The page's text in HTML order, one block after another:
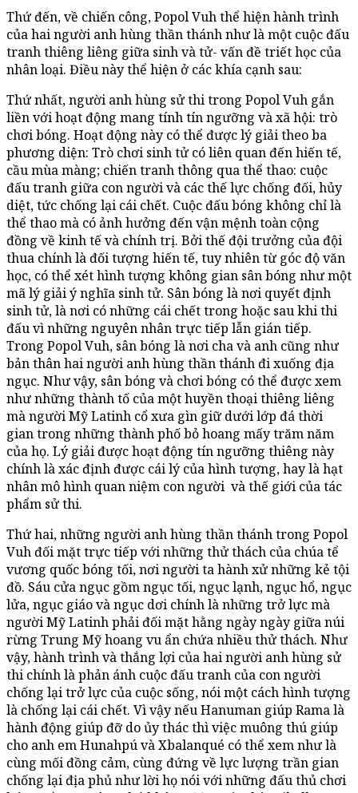
Thứ đến, về chiến công, Popol Vuh thể hiện hành trình
của hai người anh hùng thần thánh như là một cuộc đấu
tranh thiêng liêng giữa sinh và tử- vấn đề triết học của
nhân loại. Điều này thể hiện ở các khía cạnh sau:
Thứ nhất, người anh hùng sử thi trong Popol Vuh gắn
liền với hoạt động mang tính tín ngưỡng và xã hội: trò
chơi bóng. Hoạt động này có thể được lý giải theo ba
phương diện: Trò chơi sinh tử có liên quan đến hiến tế,
cầu mùa màng; chiến tranh thông qua thể thao: cuộc
đấu tranh giữa con người và các thế lực chống đối, hủy
diệt, tức chống lại cái chết. Cuộc đấu bóng không chỉ là
thể thao mà có ảnh hưởng đến vận mệnh toàn cộng
đồng về kinh tế và chính trị. Bởi thế đội trưởng của đội
thua chính là đối tượng hiến tế, tuy nhiên từ góc độ văn
học, có thể xét hình tượng không gian sân bóng như một
mã lý giải ý nghĩa sinh tử. Sân bóng là nơi quyết định
sinh tử, là nơi có những cái chết trong hoặc sau khi thi
đấu vì những nguyên nhân trực tiếp lẫn gián tiếp.
Trong Popol Vuh, sân bóng là nơi cha và anh cũng như
bản thân hai người anh hùng thần thánh đi xuống địa
ngục. Như vậy, sân bóng và chơi bóng có thể được xem
như những thành tố của một huyền thoại thiêng liêng
mà người Mỹ Latinh cổ xưa gìn giữ dưới lớp đá thời
gian trong những thành phố bỏ hoang mấy trăm năm
của họ. Lý giải được hoạt động tín ngưỡng thiêng này
chính là xác định được cái lý của hình tượng, hay là hạt
nhân mô hình quan niệm con người và thế giới của tác
phẩm sử thi.
Thứ hai, những người anh hùng thần thánh trong Popol
Vuh đối mặt trực tiếp với những thử thách của chúa tể
vương quốc bóng tối, nơi người ta hành xử những kẻ tội
đồ. Sáu cửa ngục gồm ngục tối, ngục lạnh, ngục hổ, ngục
lửa, ngục giáo và ngục dơi chính là những trở lực mà
người Mỹ Latinh phải đối mặt hằng ngày ngày giữa núi
rừng Trung Mỹ hoang vu ẩn chứa nhiều thử thách. Như
vậy, hành trình và thắng lợi của hai người anh hùng sử
thi chính là phản ánh cuộc đấu tranh của con người
chống lại trở lực của cuộc sống, nói một cách hình tượng
là chống lại cái chết. Vì vậy nếu Hanuman giúp Rama là
hành động giúp đỡ do ủy thác thì việc muông thú giúp
cho anh em Hunahpú và Xbalanqué có thể xem như là
cùng mối đồng cảm, cùng đứng về lực lượng trần gian
chống lại địa phủ như lời họ nói với những đấu thủ chơi